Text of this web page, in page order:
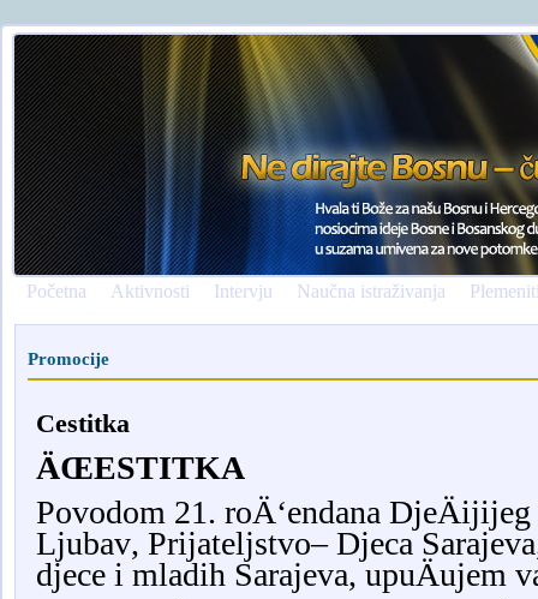
Početna Aktivnosti Intervju Naučna istraživanja
Promocije
Cestitka
ÄŒESTITKA
Povodom21. roÄ‘endana DjeÄijijeg
Ljubav, Prijateljstvo–Djeca Sarajeva
djece i mladih Sarajeva, upuÄujem